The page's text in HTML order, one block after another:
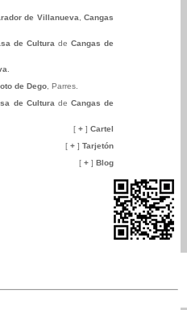
de Villanueva ,Cangas
de Cultura deCangas de
de Dego , Parres.
de Cultura de Cangas de
[ + ] Cartel
[ + ] Tarjetón
[ + ] Blog